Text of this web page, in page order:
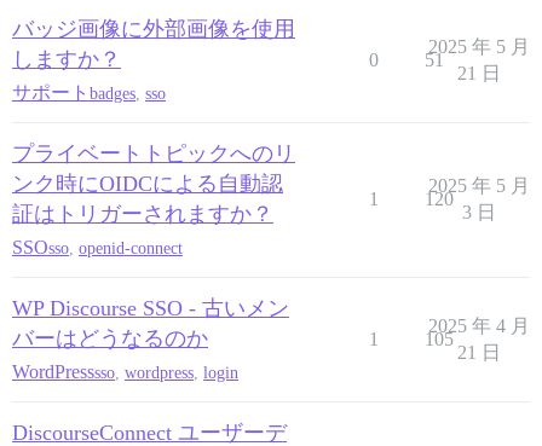
バッジ画像に外部画像を使用
しますか？
サポート badges sso
0 51
2025 年 5 月
21 日
プライベートトピックへのリ
ンク時にOIDCによる自動認
証はトリガーされますか？
SSOsso openid-connect
1 120
2025 年 5 月
3 日
WP Discourse SSO - 古いメン
バーはどうなるのか
WordPresssso wordpress login
1 105
2025 年 4 月
21 日
DiscourseConnect ユーザーデ